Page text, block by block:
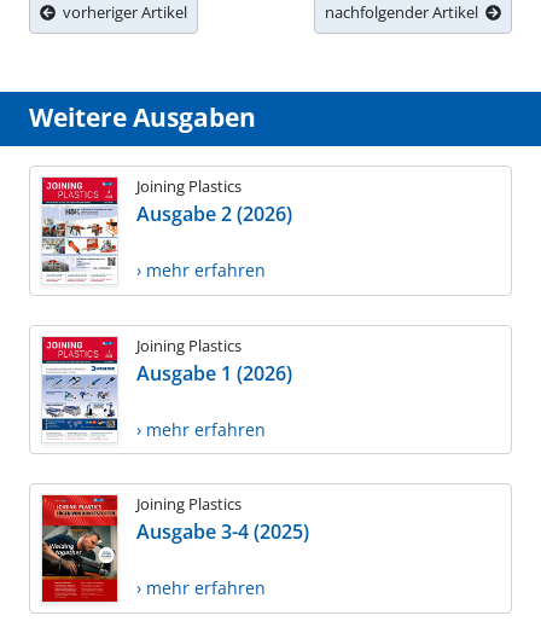
vorheriger Artikel nachfolgender Artikel
Weitere Ausgaben
Joining Plastics
Ausgabe 2 (2026)
› mehr erfahren
Joining Plastics
Ausgabe 1 (2026)
› mehr erfahren
Joining Plastics
Ausgabe 3-4 (2025)
› mehr erfahren